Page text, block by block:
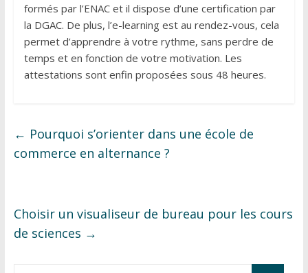
formés par l’ENAC et il dispose d’une certification par
la DGAC. De plus, l’e-learning est au rendez-vous, cela
permet d’apprendre à votre rythme, sans perdre de
temps et en fonction de votre motivation. Les
attestations sont enfin proposées sous 48 heures.
← Pourquoi s’orienter dans une école de
commerce en alternance ?
Choisir un visualiseur de bureau pour les cours
de sciences →